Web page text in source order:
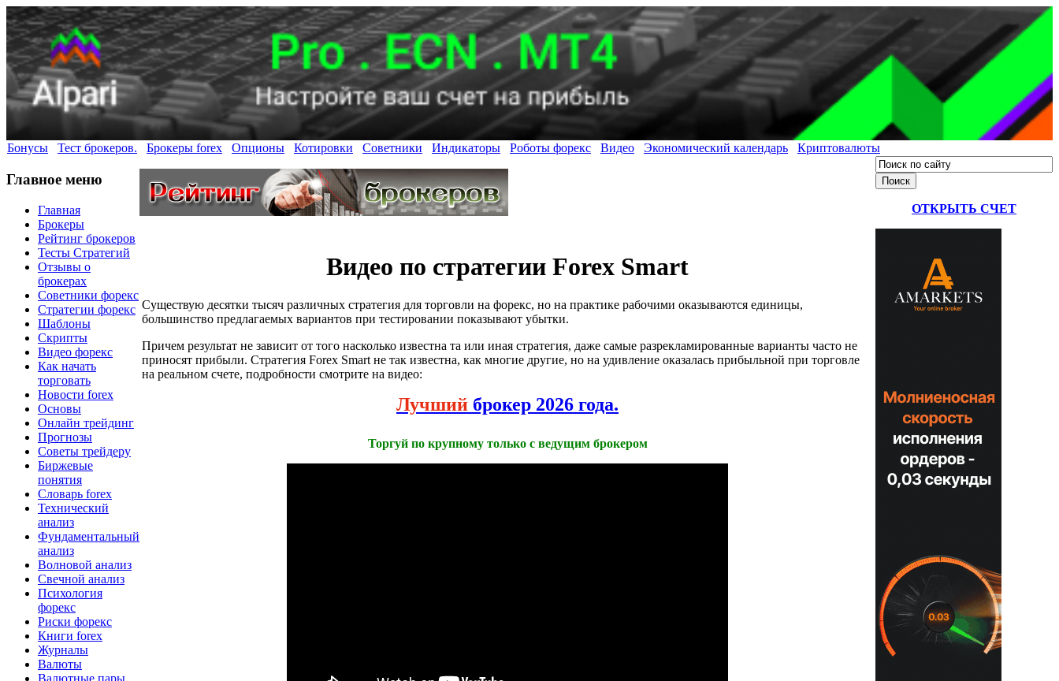
Бонусы Тест брокеров. Брокеры forex Опционы Котировки Советники Индикаторы Роботы форекс Видео Экономический календарь Криптовалюты
Главное меню
Главная
Брокеры
Рейтинг брокеров
Тесты Стратегий
Отзывы о
брокерах
Советники форекс
Стратегии форекс
Шаблоны
Скрипты
Видео форекс
Как начать
торговать
Новости forex
Основы
Онлайн трейдинг
Прогнозы
Советы трейдеру
Биржевые
понятия
Словарь forex
Технический
анализ
Фундаментальный
анализ
Волновой анализ
Свечной анализ
Психология
форекс
Риски форекс
Книги forex
Журналы
Валюты
Валютные пары
Видео по стратегии Forex Smart
Существую десятки тысяч различных стратегия для торговли на форекс, но на практике рабочими оказываются единицы,
большинство предлагаемых вариантов при тестировании показывают убытки.
Причем результат не зависит от того насколько известна та или иная стратегия, даже самые разрекламированные варианты часто не
приносят прибыли. Стратегия Forex Smart не так известна, как многие другие, но на удивление оказалась прибыльной при торговле
на реальном счете, подробности смотрите на видео:
Лучший брокер 2026 года.
Торгуй по крупному только с ведущим брокером
ОТКРЫТЬ СЧЕТ